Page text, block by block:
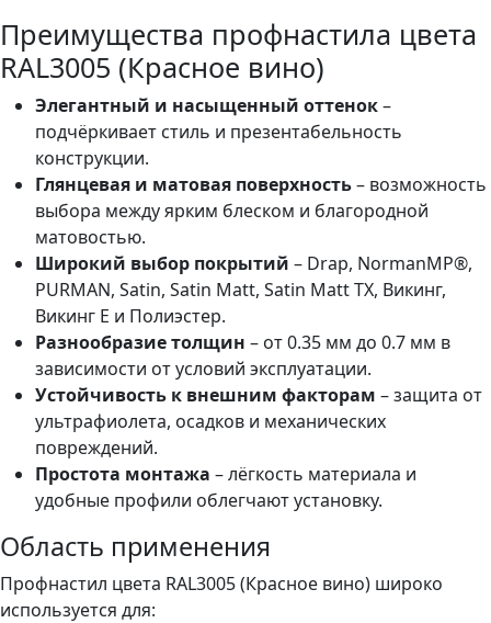
Преимущества профнастила цвета
RAL3005 (Красное вино)
Элегантный и насыщенный оттенок–
подчёркивает стиль и презентабельность
конструкции.
Глянцевая и матовая поверхность– возможность
выбора между ярким блеском и благородной
матовостью.
Широкий выбор покрытий – Drap, NormanMP®,
PURMAN, Satin, Satin Matt, Satin Matt TX, Викинг,
Викинг Е и Полиэстер.
Разнообразие толщин – от 0.35 мм до 0.7 мм в
зависимости от условий эксплуатации.
Устойчивость к внешним факторам – защита от
ультрафиолета, осадков и механических
повреждений.
Простота монтажа – лёгкость материала и
удобные профили облегчают установку.
Область применения
Профнастил цвета RAL3005 (Красное вино) широко
используется для: